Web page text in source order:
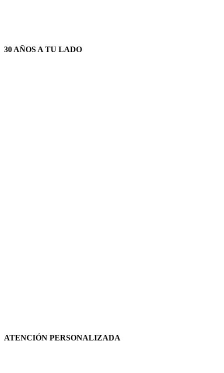
30 AÑOS A TU LADO
ATENCIÓN PERSONALIZADA